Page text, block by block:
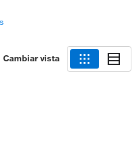
Cambiar vista